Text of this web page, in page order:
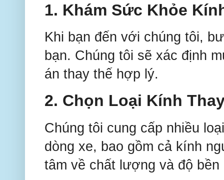
1. Khám Sức Khỏe
Khi bạn đến với chúng tôi,
bạn. Chúng tôi sẽ xác định
án thay thế hợp lý.
2. Chọn Loại Kính
Chúng tôi cung cấp nhiều
dòng xe, bao gồm cả kính
tâm về chất lượng và độ